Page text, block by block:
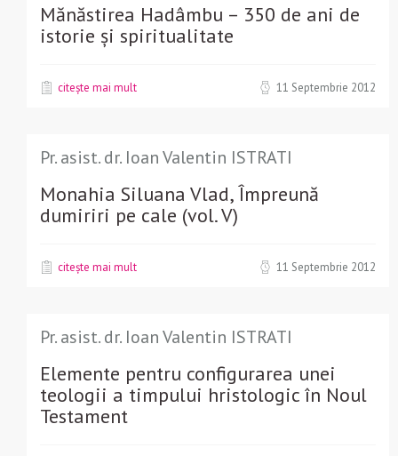
Mănăstirea Hadâmbu – 350 de ani de
istorie și spiritualitate
citește mai mult 11 Septembrie 2012
Pr. asist. dr. Ioan Valentin ISTRATI
Monahia Siluana Vlad, Împreună
dumiriri pe cale (vol. V)
citește mai mult 11 Septembrie 2012
Pr. asist. dr. Ioan Valentin ISTRATI
Elemente pentru configurarea unei
teologii a timpului hristologic în Noul
Testament